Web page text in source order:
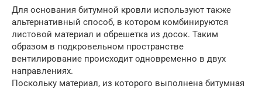
Для основания битумной кровли используют также
альтернативный способ, в котором комбинируются
листовой материал и обрешетка из досок. Таким
образом в подкровельном пространстве
вентилирование происходит одновременно в двух
направлениях.
Поскольку материал, из которого выполнена битумная